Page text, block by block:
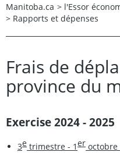
Manitoba.ca > l'Essor
> Rapports et dépenses
Frais de
province du
Exercise 2024 - 2025
3e trimestre - 1er octobre